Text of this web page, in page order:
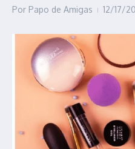
Por Papo de Amigas 12/17/